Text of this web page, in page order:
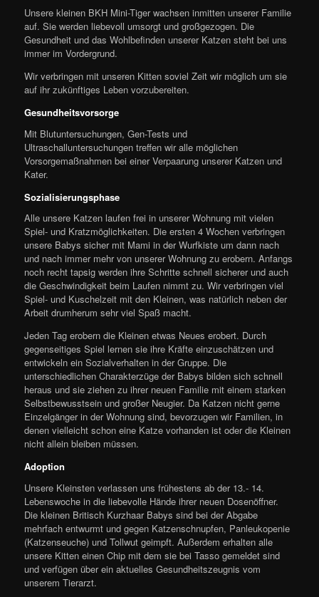
Unsere kleinen BKH Mini-Tiger wachsen inmitten unserer Familie
auf. Sie werden liebevoll umsorgt und großgezogen. Die
Gesundheit und das Wohlbefinden unserer Katzen steht bei uns
immer im Vordergrund.
Wir verbringen mit unseren Kitten soviel Zeit wir möglich um sie
auf ihr zukünftiges Leben vorzubereiten.
Gesundheitsvorsorge
Mit Blutuntersuchungen, Gen-Tests und
Ultraschalluntersuchungen treffen wir alle möglichen
Vorsorgemaßnahmen bei einer Verpaarung unserer Katzen und
Kater.
Sozialisierungsphase
Alle unsere Katzen laufen frei in unserer Wohnung mit vielen
Spiel- und Kratzmöglichkeiten. Die ersten 4 Wochen verbringen
unsere Babys sicher mit Mami in der Wurfkiste um dann nach
und nach immer mehr von unserer Wohnung zu erobern. Anfangs
noch recht tapsig werden ihre Schritte schnell sicherer und auch
die Geschwindigkeit beim Laufen nimmt zu. Wir verbringen viel
Spiel- und Kuschelzeit mit den Kleinen, was natürlich neben der
Arbeit drumherum sehr viel Spaß macht.
Jeden Tag erobern die Kleinen etwas Neues erobert. Durch
gegenseitiges Spiel lernen sie ihre Kräfte einzuschätzen und
entwickeln ein Sozialverhalten in der Gruppe. Die
unterschiedlichen Charakterzüge der Babys bilden sich schnell
heraus und sie ziehen zu ihrer neuen Familie mit einem starken
Selbstbewusstsein und großer Neugier. Da Katzen nicht gerne
Einzelgänger in der Wohnung sind, bevorzugen wir Familien, in
denen vielleicht schon eine Katze vorhanden ist oder die Kleinen
nicht allein bleiben müssen.
Adoption
Unsere Kleinsten verlassen uns frühestens ab der 13.- 14.
Lebenswoche in die liebevolle Hände ihrer neuen Dosenöffner.
Die kleinen Britisch Kurzhaar Babys sind bei der Abgabe
mehrfach entwurmt und gegen Katzenschnupfen, Panleukopenie
(Katzenseuche) und Tollwut geimpft. Außerdem erhalten alle
unsere Kitten einen Chip mit dem sie bei Tasso gemeldet sind
und verfügen über ein aktuelles Gesundheitszeugnis vom
unserem Tierarzt.